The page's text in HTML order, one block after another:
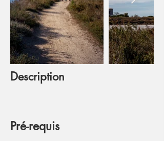
Description
Pré-requis